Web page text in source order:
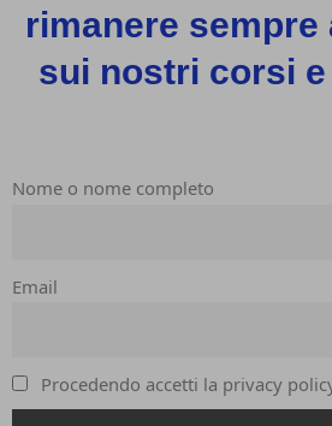
rimanere sempre
sui nostri corsi
Nome o nome completo
Email
Procedendo accetti la privacy